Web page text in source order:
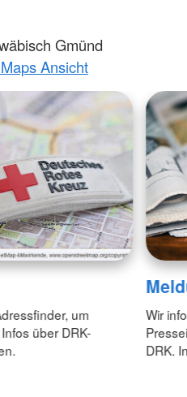
Gmünd
Ansicht
um
über DRK-
Wir
DRK.